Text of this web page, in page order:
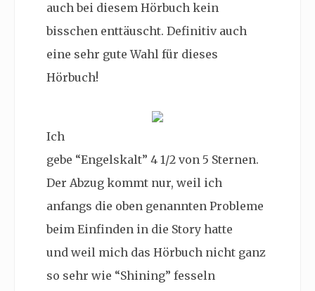
auch bei diesem Hörbuch kein
bisschen enttäuscht. Definitiv auch
eine sehr gute Wahl für dieses
Hörbuch!
Ich
gebe “Engelskalt” 4 1/2 von 5 Sternen.
Der Abzug kommt nur, weil ich
anfangs die oben genannten Probleme
beim Einfinden in die Story hatte
und weil mich das Hörbuch nicht ganz
so sehr wie “Shining” fesseln